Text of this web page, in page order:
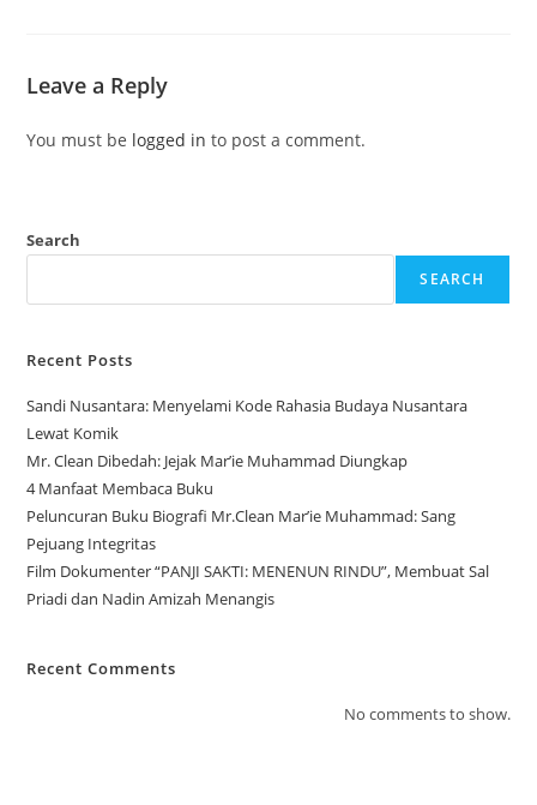
Leave a Reply
You must be logged in to post a comment.
Search
SEARCH
Recent Posts
Sandi Nusantara: Menyelami Kode Rahasia Budaya Nusantara
Lewat Komik
Mr. Clean Dibedah: Jejak Mar’ie Muhammad Diungkap
4 Manfaat Membaca Buku
Peluncuran Buku Biografi Mr.Clean Mar’ie Muhammad: Sang
Pejuang Integritas
Film Dokumenter “PANJI SAKTI: MENENUN RINDU”, Membuat Sal
Priadi dan Nadin Amizah Menangis
Recent Comments
No comments to show.